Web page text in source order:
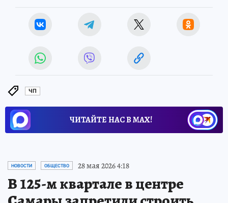
ЧП
ЧИТАЙТЕ НАС В МАХ!
НОВОСТИ ОБЩЕСТВО 28 мая 2026 4:18
В 125-м квартале в центре